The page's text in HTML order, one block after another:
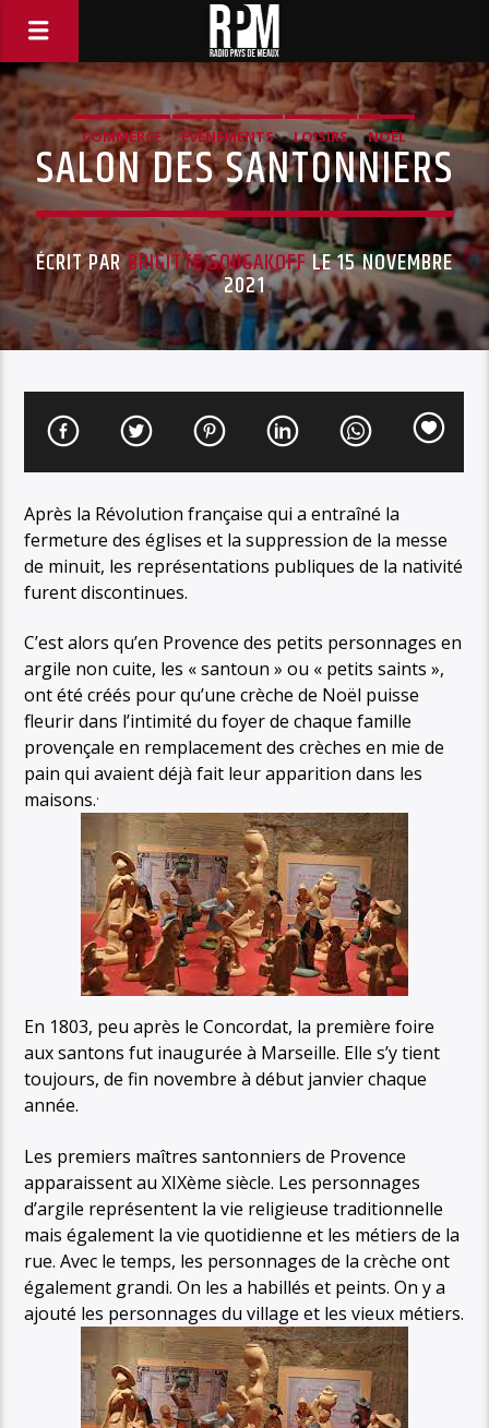
COMMERCE ÉVÉNEMENTS LOISIRS NOËL
SALON DES SANTONNIERS
ÉCRIT PARBRIGITTE SOUGAKOFFLE 15 NOVEMBRE
2021
Après la Révolution française qui a entraîné la
fermeture des églises et la suppression de la messe
de minuit, les représentations publiques de la nativité
furent discontinues.
C’est alors qu’en Provence des petits personnages en
argile non cuite, les « santoun » ou « petits saints »,
ont été créés pour qu’une crèche de Noël puisse
fleurir dans l’intimité du foyer de chaque famille
provençale en remplacement des crèches en mie de
pain qui avaient déjà fait leur apparition dans les
maisons..
En 1803, peu après le Concordat, la première foire
aux santons fut inaugurée à Marseille. Elle s’y tient
toujours, de fin novembre à début janvier chaque
année.
Les premiers maîtres santonniers de Provence
apparaissent au XIXème siècle. Les personnages
d’argile représentent la vie religieuse traditionnelle
mais également la vie quotidienne et les métiers de la
rue. Avec le temps, les personnages de la crèche ont
également grandi. On les a habillés et peints. On y a
ajouté les personnages du village et les vieux métiers.